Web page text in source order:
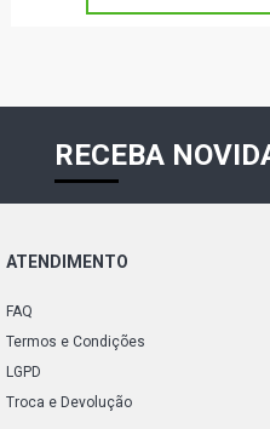
RECEBA
ATENDIMENTO
FAQ
Termos e Condições
LGPD
Troca e Devolução